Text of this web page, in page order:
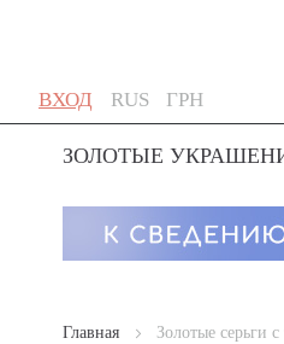
ВХОД
Skip
to
Content
Язык
RUS Валюта
ГРН
ЗОЛОТЫЕ
Главная Золотые серьги